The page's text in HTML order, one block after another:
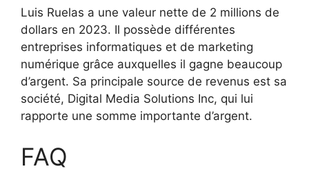
Luis Ruelas a une valeur nette de 2 millions de
dollars en 2023. Il possède différentes
entreprises informatiques et de marketing
numérique grâce auxquelles il gagne beaucoup
d’argent. Sa principale source de revenus est sa
société, Digital Media Solutions Inc, qui lui
rapporte une somme importante d’argent.
FAQ